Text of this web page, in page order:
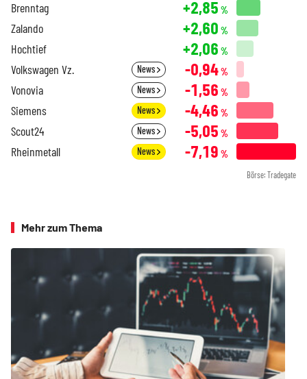
Brenntag +2,85 %
Zalando +2,60 %
Hochtief +2,06 %
Volkswagen Vz. News -0,94%
Vonovia News -1,56 %
Siemens News -4,46 %
Scout24 News -5,05 %
Rheinmetall News -7,19 %
Börse: Tradegate
Mehr zum Thema